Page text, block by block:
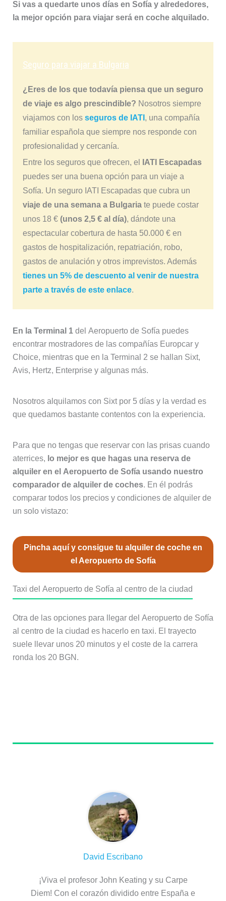
Si vas a quedarte unos días en Sofía y alrededores,
la mejor opción para viajar será en coche alquilado.
Seguro para viajar a Bulgaria
¿Eres de los que todavía piensa que un seguro
de viaje es algo prescindible? Nosotros siempre
viajamos con los seguros de IATI , una compañía
familiar española que siempre nos responde con
profesionalidad y cercanía.
Entre los seguros que ofrecen, el
IATI Escapadas
puedes ser una buena opción para un viaje a
Sofía. Un seguro IATI Escapadas que cubra un
viaje de una semana a Bulgariate puede costar
unos 18 € (unos 2,5 € al día), dándote una
espectacular cobertura de hasta 50.000 € en
gastos de hospitalización, repatriación, robo,
gastos de anulación y otros imprevistos. Además
tienes un 5% de descuento al venir de nuestra
parte a través de este enlace.
En la Terminal 1del Aeropuerto de Sofía puedes
encontrar mostradores de las compañías Europcar y
Choice, mientras que en la Terminal 2 se hallan Sixt,
Avis, Hertz, Enterprise y algunas más.
Nosotros alquilamos con Sixt por 5 días y la verdad es
que quedamos bastante contentos con la experiencia.
Para que no tengas que reservar con las prisas cuando
aterrices, lo mejor es que hagas una reserva de
alquiler en el Aeropuerto de Sofía usando nuestro
comparador de alquiler de coches. En él podrás
comparar todos los precios y condiciones de alquiler de
un solo vistazo:
Pincha aquí y consigue tu alquiler de coche en
el Aeropuerto de Sofía
Taxi del Aeropuerto de Sofía al centro de la ciudad
Otra de las opciones para llegar del Aeropuerto de Sofía
al centro de la ciudad es hacerlo en taxi. El trayecto
suele llevar unos 20 minutos y el coste de la carrera
ronda los 20 BGN.
David Escribano
¡Viva el profesor John Keating y su Carpe
Diem! Con el corazón dividido entre España e